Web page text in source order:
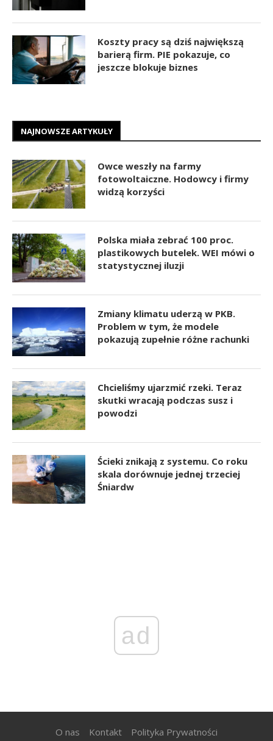
Koszty pracy są dziś największą
barierą firm. PIE pokazuje, co
jeszcze blokuje biznes
NAJNOWSZE ARTYKUŁY
Owce weszły na farmy
fotowoltaiczne. Hodowcy i firmy
widzą korzyści
Polska miała zebrać 100 proc.
plastikowych butelek. WEI mówi o
statystycznej iluzji
Zmiany klimatu uderzą w PKB.
Problem w tym, że modele
pokazują zupełnie różne rachunki
Chcieliśmy ujarzmić rzeki. Teraz
skutki wracają podczas susz i
powodzi
Ścieki znikają z systemu. Co roku
skala dorównuje jednej trzeciej
Śniardw
ad
O nas Kontakt Polityka Prywatności